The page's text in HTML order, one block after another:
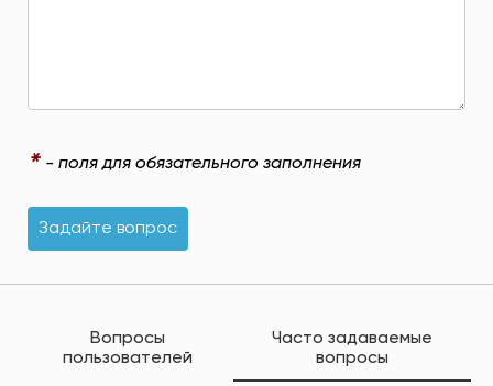
* - поля для обязательного заполнения
Задайте вопрос
Вопросы
пользователей
Часто задаваемые
вопросы